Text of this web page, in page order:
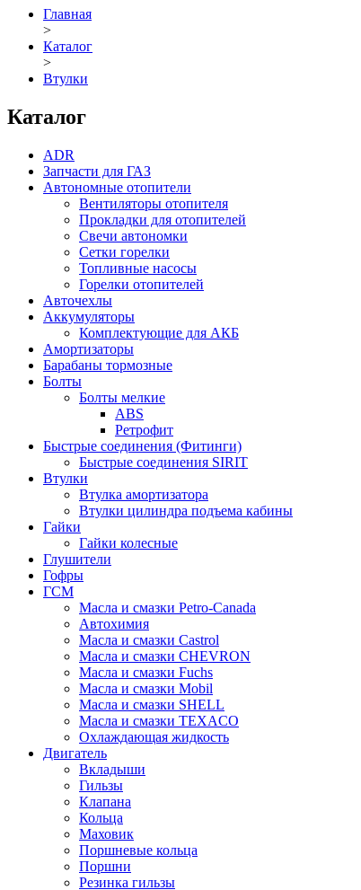
Главная
>
Каталог
>
Втулки
Каталог
ADR
Запчасти для ГАЗ
Автономные отопители
Вентиляторы отопителя
Прокладки для отопителей
Свечи автономки
Сетки горелки
Топливные насосы
Горелки отопителей
Авточехлы
Аккумуляторы
Комплектующие для АКБ
Амортизаторы
Барабаны тормозные
Болты
Болты мелкие
ABS
Ретрофит
Быстрые соединения (Фитинги)
Быстрые соединения SIRIT
Втулки
Втулка амортизатора
Втулки цилиндра подъема кабины
Гайки
Гайки колесные
Глушители
Гофры
ГСМ
Масла и смазки Petro-Canada
Автохимия
Масла и смазки Castrol
Масла и смазки CHEVRON
Масла и смазки Fuchs
Масла и смазки Mobil
Масла и смазки SHELL
Масла и смазки TEXACO
Охлаждающая жидкость
Двигатель
Вкладыши
Гильзы
Клапана
Кольца
Маховик
Поршневые кольца
Поршни
Резинка гильзы